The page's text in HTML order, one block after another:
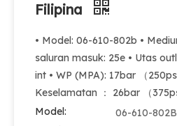
Filipina
• Model: 06-610-802b •
saluran masuk: 25e • Utas
int • WP (MPA): 17bar （
Keselamatan ： 26bar （
Model:
06-610-802B